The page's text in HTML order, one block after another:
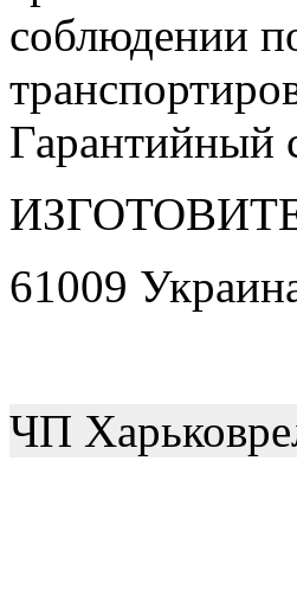
соблюдении
Гарантийный
61009
ЧП